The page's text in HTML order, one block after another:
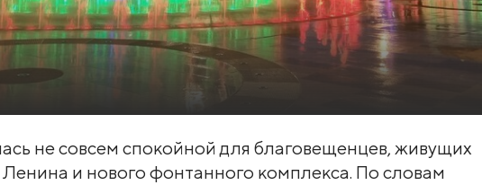
не совсем спокойной для благовещенцев, живущих
и нового фонтанного комплекса. По словам